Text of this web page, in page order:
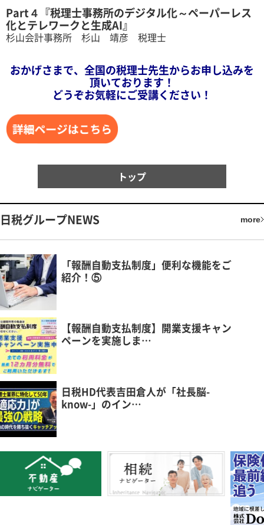
Part４『税理士事務所のデジタル化～ペーパーレス
化とテレワークと生成AI』
杉山会計事務所 杉山 靖彦 税理士
おかげさまで、全国の税理士先生からお申し込みを
頂いております！
どうぞお気軽にご受講ください！
トップ
日税グループNEWS more
「報酬自動支払制度」便利な機能をご
紹介！⑤
【報酬自動支払制度】開業支援キャン
ペーンを実施しま…
日税HD代表吉田倉人が「社長脳-
know-」のイン…